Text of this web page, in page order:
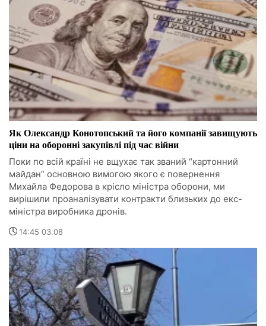
Як Олександр Конотопський та його компанії завищують
ціни на оборонні закупівлі під час війни
Поки по всій країні не вщухає так званий “картонний
майдан” основною вимогою якого є повернення
Михайла Федорова в крісло міністра оборони, ми
вирішили проаналізувати контракти близьких до екс-
міністра виробника дронів.
14:45 03.08